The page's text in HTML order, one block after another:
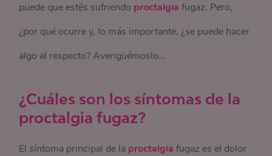
puede que estés sufriendo proctalgia fugaz. Pero,
¿por qué ocurre y, lo más importante, ¿se puede hacer
algo al respecto? Averigüémoslo…
¿Cuáles son los síntomas de la
proctalgia fugaz?
El síntoma principal de la proctalgia fugaz es el dolor